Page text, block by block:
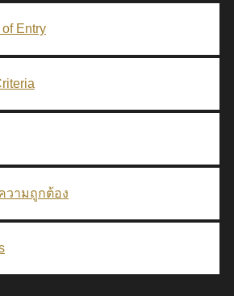
Entry
วามถูกต้อง